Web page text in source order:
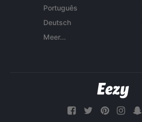
Português
Deutsch
Meer...